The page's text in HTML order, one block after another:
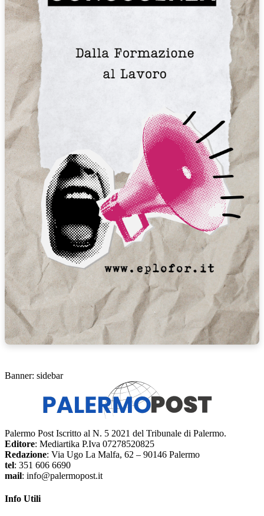
Banner: sidebar
Palermo Post Iscritto al N. 5 2021 del Tribunale di Palermo.
Editore: Mediartika P.Iva 07278520825
Redazione: Via Ugo La Malfa, 62 – 90146 Palermo
tel: 351 606 6690
mail: info@palermopost.it
Info Utili